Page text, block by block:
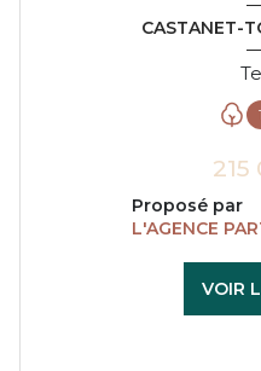
CASTANET-
Proposé par
L'AGENCE
VOIR